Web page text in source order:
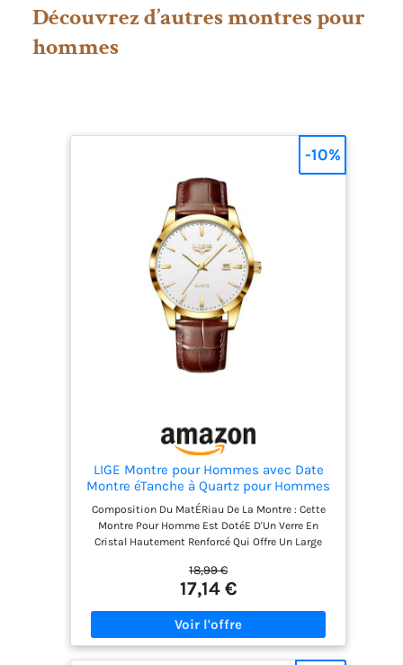
Découvrez d’autres montres pour
hommes
LIGE Montre pour Hommes avec Date
Montre éTanche à Quartz pour Hommes
en Cuir Jaune-Brun,Or Blanc
Composition Du MatÉRiau De La Montre : Cette
Montre Pour Homme Est DotéE D'Un Verre En
Cristal Hautement Renforcé Qui Offre Un Large
Est AssociéE à Un Bracelet En Cuir De Haute
Qualité Pour Plus De Confort Et De Durabilité. Le
RéSistant à La Corrosion, Et Le Design
Minimaliste Du Cadran ConfèRe à La Montre Un
18,99 €
17,14 €
-10%